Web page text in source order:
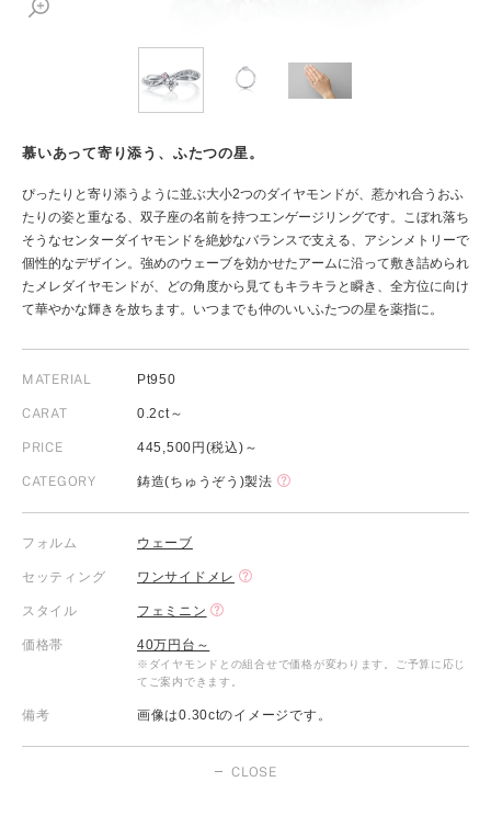
慕いあって寄り添う、ふたつの星。
ぴったりと寄り添うように並ぶ大小2つのダイヤモンドが、惹かれ合うおふ
たりの姿と重なる、双子座の名前を持つエンゲージリングです。こぼれ落ち
そうなセンターダイヤモンドを絶妙なバランスで支える、アシンメトリーで
個性的なデザイン。強めのウェーブを効かせたアームに沿って敷き詰められ
たメレダイヤモンドが、どの角度から見てもキラキラと瞬き、全方位に向け
て華やかな輝きを放ちます。いつまでも仲のいいふたつの星を薬指に。
MATERIAL Pt950
CARAT 0.2ct～
PRICE 445,500円(税込)～
CATEGORY 鋳造(ちゅうぞう)製法
フォルム ウェーブ
セッティング ワンサイドメレ
スタイル フェミニン
価格帯 40万円台～
※ダイヤモンドとの組合せで価格が変わります。ご予算に応じ
てご案内できます。
備考 画像は0.30ctのイメージです。
CLOSE